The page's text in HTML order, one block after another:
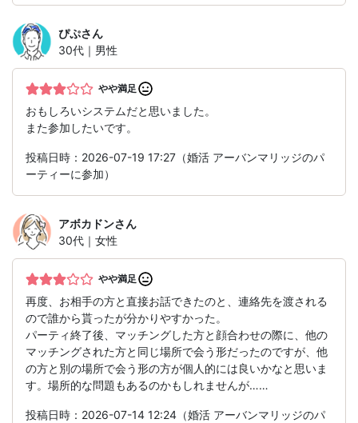
ぴぷさん
30代｜男性
やや満足
おもしろいシステムだと思いました。
また参加したいです。
投稿日時：2026-07-19 17:27（婚活 アーバンマリッジのパ
ーティーに参加）
アボカドンさん
30代｜女性
やや満足
再度、お相手の方と直接お話できたのと、連絡先を渡される
ので誰から貰ったが分かりやすかった。
パーティ終了後、マッチングした方と顔合わせの際に、他の
マッチングされた方と同じ場所で会う形だったのですが、他
の方と別の場所で会う形の方が個人的には良いかなと思いま
す。場所的な問題もあるのかもしれませんが……
投稿日時：2026-07-14 12:24（婚活 アーバンマリッジのパ